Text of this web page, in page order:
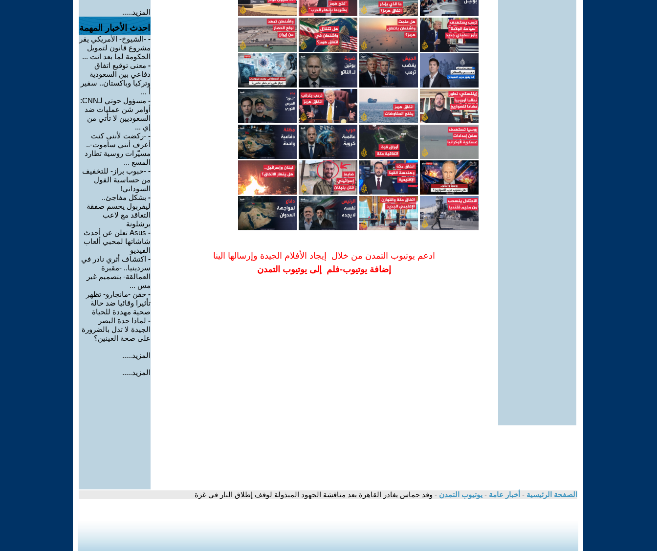
ادعم يوتيوب التمدن من خلال إيجاد الأفلام الجيدة وإرسالها الينا
إضافة يوتيوب-فلم إلى يوتيوب التمدن
المزيد.....
احدث الأخبار المهمة
- -الشيوخ- الأمريكي يقر
مشروع قانون لتمويل
الحكومة لما بعد انت ...
- معنى توقيع اتفاق
دفاعي بين السعودية
وتركيا وباكستان.. سفير
أ ...
-
مسؤول حوثي لـCNN:
أوامر شن عمليات ضد
السعوديين لا تأتي من
إي ...
- -ركضت لأنني كنت
أعرف أنني سأموت-..
مسيّرات روسية تطارد
المسع ...
- -حبوب براز- للتخفيف
من حساسية الفول
السوداني!
- بشكل مفاجئ..
ليفربول يحسم صفقة
التعاقد مع لاعب
برشلونة
-
Asus تعلن عن أحدث
شاشاتها لمحبي ألعاب
الفيديو
- اكتشاف أثري نادر في
سردينيا.. -مقبرة
العمالقة- بتصميم غير
مس ...
- حقن -مانجارو- تظهر
تأثيرا وقائيا ضد حالة
صحية مهددة للحياة
- لماذا حدة البصر
الجيدة لا تدل بالضرورة
على صحة العينين؟
المزيد.....
المزيد.....
الصفحة الرئيسية - أخبار عامة - يوتيوب التمدن - وفد حماس يغادر القاهرة بعد مناقشة الجهود المبذولة لوقف إطلاق النار في غزة